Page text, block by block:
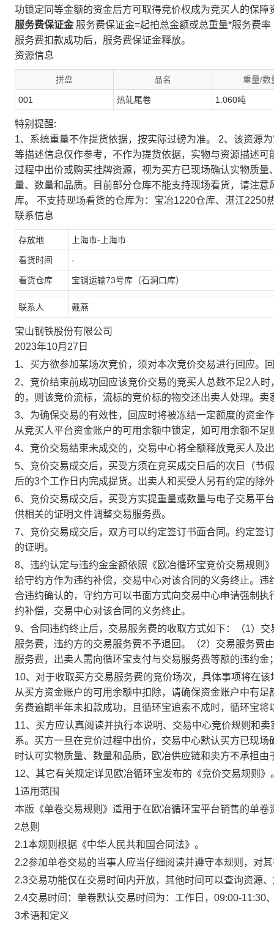
功锁定同等金额的资金后方可取得竞价权成为竞买人的保障
服务费保证金 服务费保证金=起拍总金额或总重量*服务费率
服务费扣款成功后，服务费保证金释放。
资源信息
拼盘 品名 重量/数
001 热轧尾卷 1.060吨
特别提醒:
1、系统重量不作提货依据，按实际过磅为准。 2、该资源
等描述信息仅作参考，不作为提货依据，实物与资源描述
过程中出价或购买挂牌资源，视为买方已现场确认实物质
量、数量和品质。目前部分仓库不能支持现场看货，请注
库。 不支持现场看货的仓库为：宝冶1220仓库、湛江2250
联系信息
存放地 上海市-上海市
看货时间 -
看货仓库 宝钢运输73号库（石洞口库）
联系人 戴燕
宝山钢铁股份有限公司
2023年10月27日
1、买方欲参加某场次竞价，须对本次竞价交易进行回应。
2、竞价结束前成功回应该竞价交易的竞买人总数不足2人
的，则该竞价流标，流标的竞价标的物交还出卖人处理。
3、为确保交易的有效性，回应时将被冻结一定额度的资金
从竞买人平台资金账户的可用余额中锁定，如可用余额不足
4、竞价交易结束未成交的，交易中心将全额释放竞买人及
5、竞价交易成交后，买受方须在竞买成交日后的次日（节
后的3个工作日内完成提货。出卖人和买受人另有约定的除
6、竞价交易成交后，买受方实提重量或数量与电子交易平
供相关的证明文件调整交易服务费。
7、竞价交易成交后，双方可以约定签订书面合同。约定签
的证明。
8、违约认定与违约金金额依照《欧冶循环宝竞价交易规则
给守约方作为违约补偿，交易中心对该合同的义务终止。
合违约确认的，守约方可以书面方式向交易中心申请强制
约补偿，交易中心对该合同的义务终止。
9、合同违约终止后，交易服务费的收取方式如下：（1）
服务费，违约方的交易服务费不予退回。（2）交易服务费
服务费，出卖人需向循环宝支付与交易服务费等额的违约
10、对于收取买方交易服务费的竞价场次，具体事项将在
从买方资金账户的可用余额中扣除，请确保资金账户中有
务费逾期半年未扣款成功，且循环宝追索不成时，循环宝将
11、买方应认真阅读并执行本说明、交易中心竞价规则和
系。买方一旦在竞价过程中出价，交易中心默认买方已现
时认可实物质量、数量和品质，欧冶供应链和卖方不承担由
12、其它有关规定详见欧冶循环宝发布的《竞价交易规则》
1适用范围
本版《单卷交易规则》适用于在欧冶循环宝平台销售的单卷
2总则
2.1本规则根据《中华人民共和国合同法》。
2.2参加单卷交易的当事人应当仔细阅读并遵守本规则，对
2.3交易功能仅在交易时间内开放，其他时间可以查询资源
2.4交易时间：单卷默认交易时间为：工作日，09:00-11:30
3术语和定义